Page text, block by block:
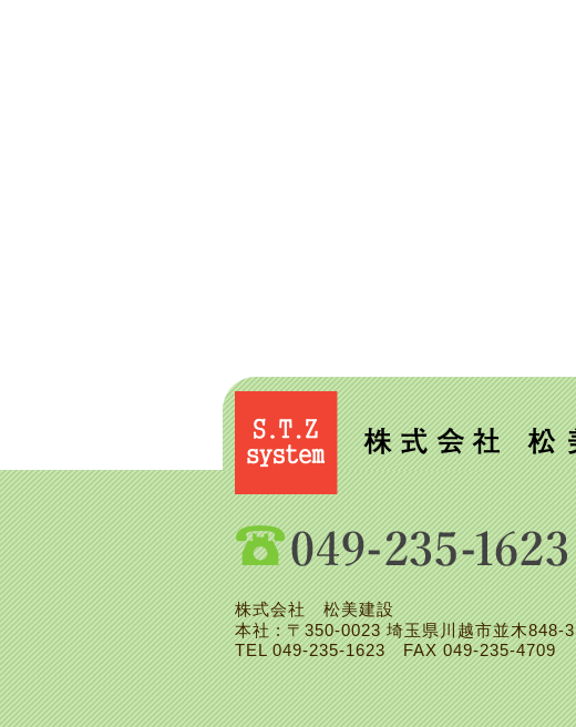
株式会社 松美建設
本社 : 〒350-0023 埼玉県川越市並木848-3
TEL049-235-1623FAX 049-235-4709